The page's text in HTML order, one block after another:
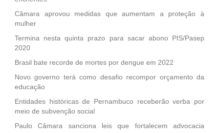
Câmara aprovou medidas que aumentam a proteção à
mulher
Termina nesta quinta prazo para sacar abono PIS/Pasep
2020
Brasil bate recorde de mortes por dengue em 2022
Novo governo terá como desafio recompor orçamento da
educação
Entidades históricas de Pernambuco receberão verba por
meio de subvenção social
Paulo Câmara sanciona leis que fortalecem advocacia